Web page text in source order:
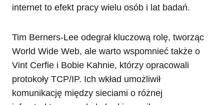
internet to efekt pracy wielu osób i lat badań.
Tim Berners-Lee odegrał kluczową rolę, tworząc
World Wide Web, ale warto wspomnieć także o
Vint Cerfie i Bobie Kahnie, którzy opracowali
protokoły TCP/IP. Ich wkład umożliwił
komunikację między sieciami o różnej